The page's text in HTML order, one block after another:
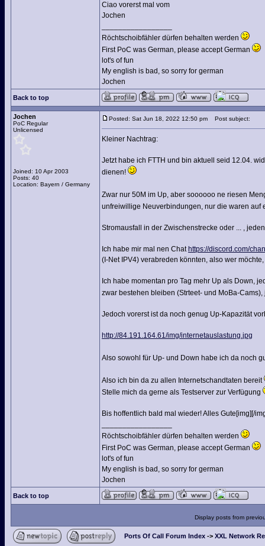
Ciao vorerst mal vom
Jochen
Röchtschoibfähler dürfen behalten werden
First PoC was German, please accept German
lot's of fun
My english is bad, so sorry for german
Jochen
Back to top
Jochen
PoC Regular
Unlicensed
Joined: 10 Apr 2003
Posts: 40
Location: Bayern / Germany
Posted: Sat Jun 18, 2022 12:50 pm Post subject:
Kleiner Nachtrag:
Jetzt habe ich FTTH und bin aktuell seid 12.04.
dienen!
Zwar nur 50M im Up, aber soooooo ne riesen
unfreiwillige Neuverbindungen, nur die waren auf
Stromausfall in der Zwischenstrecke oder ... ,
Ich habe mir mal nen Chat https://discord.com/
(I-Net IPV4) verabreden könnten, also wer
Ich habe momentan pro Tag mehr Up als Down,
zwar bestehen bleiben (Strteet- und MoBa-
Jedoch vorerst ist da noch genug Up-Kapazität
http://84.191.164.61/img/internetauslastung.jpg
Also sowohl für Up- und Down habe ich da noch
Also ich bin da zu allen Internetschandtaten bereit
Stelle mich da gerne als Testserver zur Verfügung
Bis hoffentlich bald mal wieder! Alles Gute[img][/
Röchtschoibfähler dürfen behalten werden
First PoC was German, please accept German
lot's of fun
My english is bad, so sorry for german
Jochen
Back to top
Display posts from
Ports Of Call Forum Index -> XXL Network